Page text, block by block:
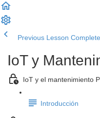
Previous Lesson
IoT y
IoT y el mantenimiento
Introducción